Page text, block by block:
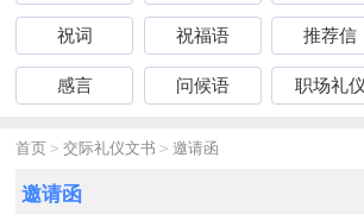
祝词 祝福语 推荐信
感言 问候语 职场礼仪
首页 > 交际礼仪文书 > 邀请函
邀请函